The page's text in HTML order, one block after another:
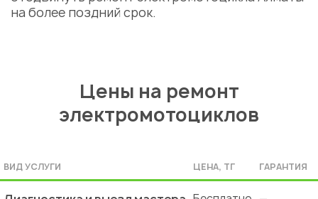
на более поздний срок.
Цены на ремонт
электромотоциклов
ВИД УСЛУГИ ЦЕНА, ТГ ГАРАНТИЯ